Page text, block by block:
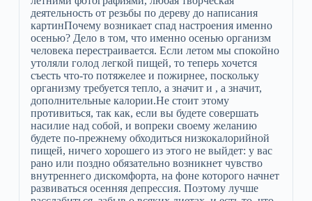
деятельность от резьбы по дереву до написания
картинПочему возникает спад настроения именно
осенью? Дело в том, что именно осенью организм
человека перестраивается. Если летом мы спокойно
утоляли голод легкой пищей, то теперь хочется
съесть что-то потяжелее и пожирнее, поскольку
организму требуется тепло, а значит и , а значит,
дополнительные калории.Не стоит этому
противиться, так как, если вы будете совершать
насилие над собой, и вопреки своему желанию
будете по-прежнему обходиться низкокалорийной
пищей, ничего хорошего из этого не выйдет: у вас
рано или поздно обязательно возникнет чувство
внутреннего дискомфорта, на фоне которого начнет
развиваться осенняя депрессия. Поэтому лучше